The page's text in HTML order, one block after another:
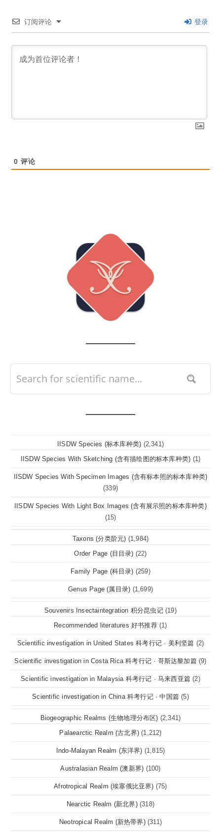
订阅评论 登录
0 评论
IISDW Species (标本库种类) (2,341)
IISDW Species With Sketching (含有描绘图的标本库种类) (1)
IISDW Species With Specimen Images (含有标本照的标本库种类)
(339)
IISDW Species With Light Box Images (含有展示照的标本库种类)
(15)
Taxons (分类阶元) (1,984)
Order Page (目目录) (22)
Family Page (科目录) (259)
Genus Page (属目录) (1,699)
Souvenirs Insectaintegration 积分昆虫记 (19)
Recommended literatures 好书推荐 (1)
Scientific investigation in United States 科考行记 · 美利坚篇 (2)
Scientific investigation in Costa Rica 科考行记 · 哥斯达黎加篇 (9)
Scientific investigation in Malaysia 科考行记 · 马来西亚篇 (2)
Scientific investigation in China 科考行记 · 中国篇 (5)
Biogeographic Realms (生物地理分布区) (2,341)
Palaearctic Realm (古北界) (1,212)
Indo-Malayan Realm (东洋界) (1,815)
Australasian Realm (澳新界) (100)
Afrotropical Realm (埃塞俄比亚界) (75)
Nearctic Realm (新北界) (318)
Neotropical Realm (新热带界) (311)